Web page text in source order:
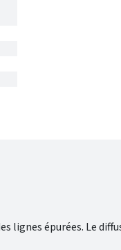
épurées. Le